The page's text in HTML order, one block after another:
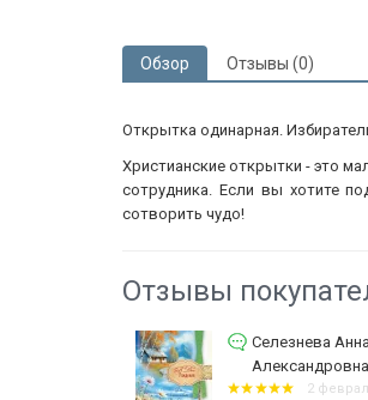
Обзор Отзывы (0)
Открытка одинарная.
Христианские открытки - это
сотрудника. Если вы хотите
сотворить чудо!
Отзывы
Селезнева Анна
Александровна
2